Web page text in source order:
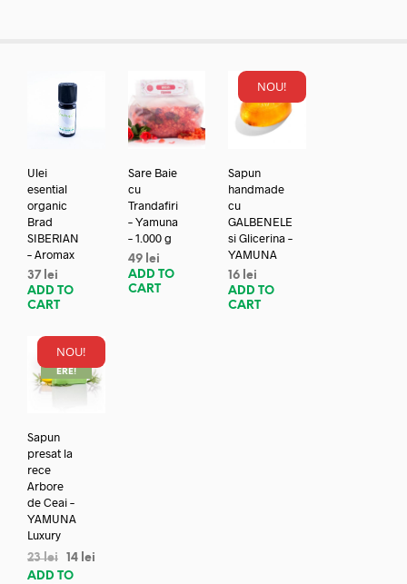
Ulei
esential
organic
Brad
SIBERIAN
– Aromax
37 lei
ADD TO
CART
Sare Baie
cu
Trandafiri
– Yamuna
– 1.000 g
49 lei
ADD TO
CART
NOU!
Sapun
handmade
cu
GALBENELE
si Glicerina –
YAMUNA
16 lei
ADD TO
CART
NOU!
REDUC
ERE!
Sapun
presat la
rece
Arbore
de Ceai –
YAMUNA
Luxury
23lei 14 lei
ADD TO